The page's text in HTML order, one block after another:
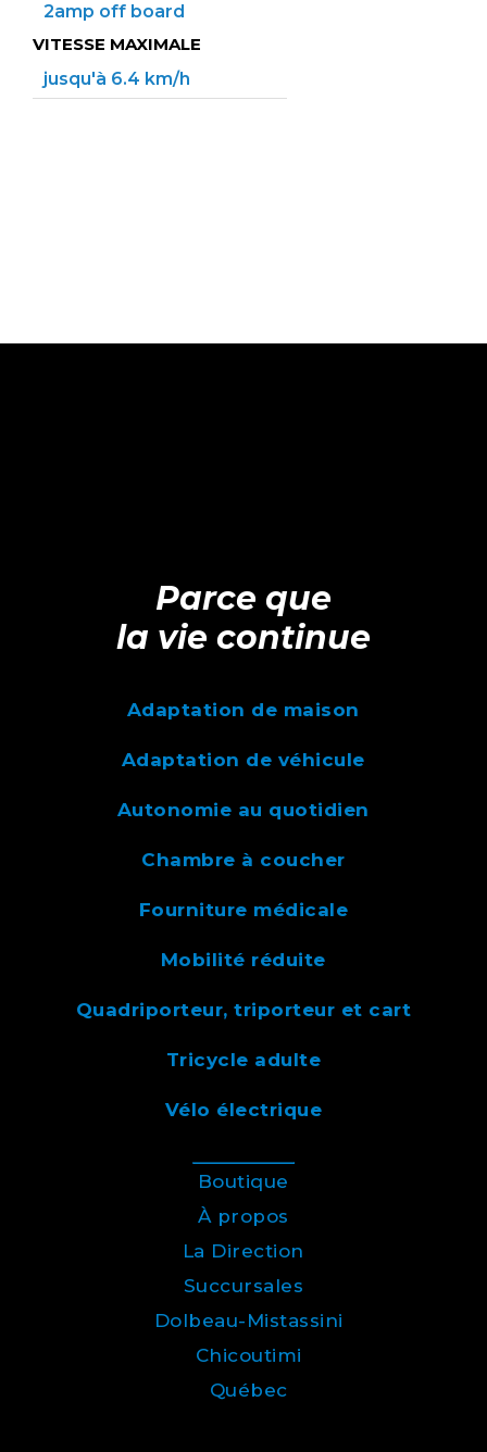
2amp off board
VITESSE MAXIMALE
jusqu'à 6.4 km/h
Parce que
la vie continue
Adaptation de maison
Adaptation de véhicule
Autonomie au quotidien
Chambre à coucher
Fourniture médicale
Mobilité réduite
Quadriporteur, triporteur et cart
Tricycle adulte
Vélo électrique
Boutique
À propos
La Direction
Succursales
Dolbeau-Mistassini
Chicoutimi
Québec